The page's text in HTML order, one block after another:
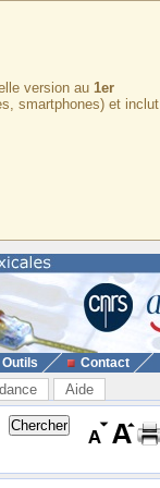
version au 1er
smartphones) et inclut
Outils Contact
Aide